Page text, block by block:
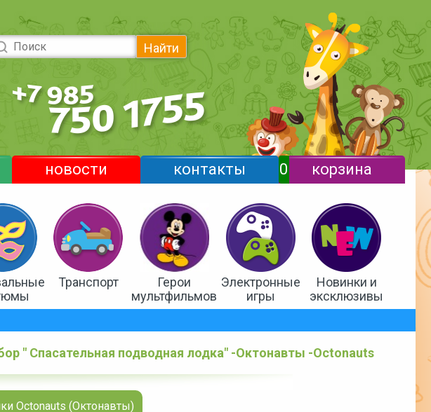
Найти
новости контакты 0 корзина
Транспорт
Герои
мультфильмов
Электронные
игры
Новинки и
эксклюзивы
" Спасательная подводная лодка" -Октонавты -Octonauts
Octonauts (Октонавты)